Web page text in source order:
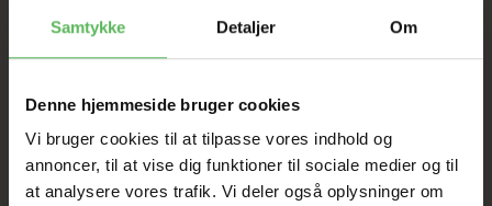
Samtykke Detaljer Om
Denne hjemmeside bruger cookies
Vi bruger cookies til at tilpasse vores indhold og
annoncer, til at vise dig funktioner til sociale medier og til
at analysere vores trafik. Vi deler også oplysninger om
Tilbud GÆLDER IKKE